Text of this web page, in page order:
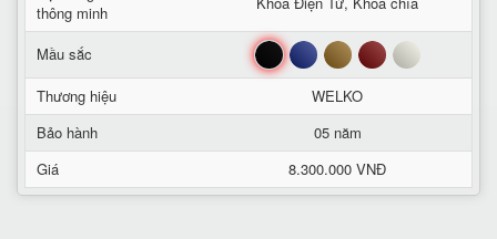
thông minh
Mầu sắc Đen Xanh Nâu Đỏ Trắng
Thương hiệu
WELKO
Bảo hành
05 năm
Giá
8.300.000 VNĐ